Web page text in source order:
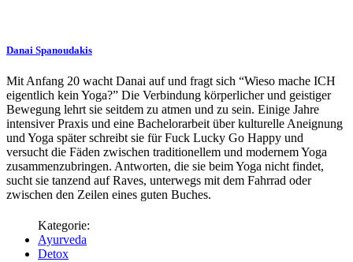
Danai Spanoudakis
Mit Anfang 20 wacht Danai auf und fragt sich “Wieso mache ICH
eigentlich kein Yoga?” Die Verbindung körperlicher und geistiger
Bewegung lehrt sie seitdem zu atmen und zu sein. Einige Jahre
intensiver Praxis und eine Bachelorarbeit über kulturelle Aneignung
und Yoga später schreibt sie für Fuck Lucky Go Happy und
versucht die Fäden zwischen traditionellem und modernem Yoga
zusammenzubringen. Antworten, die sie beim Yoga nicht findet,
sucht sie tanzend auf Raves, unterwegs mit dem Fahrrad oder
zwischen den Zeilen eines guten Buches.
Ayurveda
Detox